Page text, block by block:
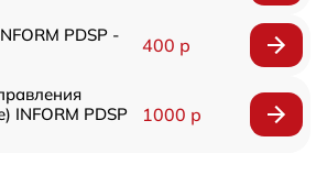
PDSP -
400 р
INFORM PDSP
1000 р